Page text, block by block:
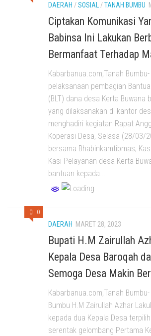
DAERAH /SOSIAL /TANAH BUMBU
Ciptakan Komunikasi
Babinsa Ini Lakukan
Bermanfaat Terhadap
Kabarbanua.com,Tanah
pelaksanaan pembagian
(BLT) dana desa Kerta Buwana
yang dilaksanakan di kantor
menghadiri kegiatan Rapat
Koperasi Desa, Selasa (28/03/
bersama Bhabinkamtibmas,
Kasi Pelayanan desa Kerta
bantuan kepada...
0
DAERAH MARET 28, 2023
Bupati H.M Zairullah
Kepala Desa Baroqah
Semoga Desa Makin
Kabarbanua.com,Tanah
Bumbu H.M Zairullah Azhar
kepada dua Kepala Desa
serentak gelombang Pertama